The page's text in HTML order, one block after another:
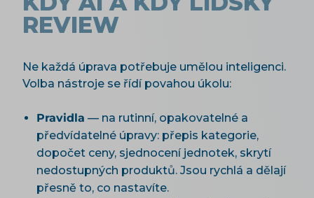
REVIEW
Ne každá úprava potřebuje umělou inteligenci.
Volba nástroje se řídí povahou úkolu:
Pravidla — na rutinní, opakovatelné a
předvídatelné úpravy: přepis kategorie,
dopočet ceny, sjednocení jednotek, skrytí
nedostupných produktů. Jsou rychlá a dělají
přesně to, co nastavíte.